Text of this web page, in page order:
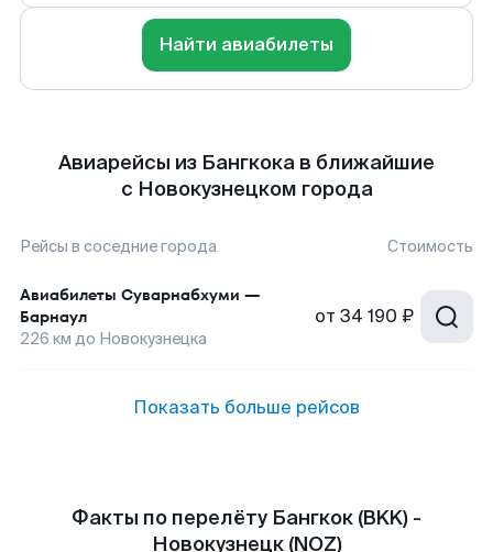
Найти авиабилеты
Авиарейсы из Бангкока в ближайшие
с Новокузнецком города
Рейсы в соседние города Стоимость
Авиабилеты Суварнабхуми —
Барнаул
226 км до Новокузнецка
от 34 190 ₽
Показать больше рейсов
Факты по перелёту Бангкок (BKK) -
Новокузнецк (NOZ)